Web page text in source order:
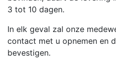
3 tot 10 dagen.
In elk geval zal onze
contact met u opnemen en
bevestigen.